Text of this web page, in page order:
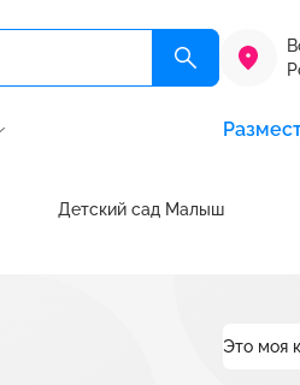
Детский сад Малыш
Это моя